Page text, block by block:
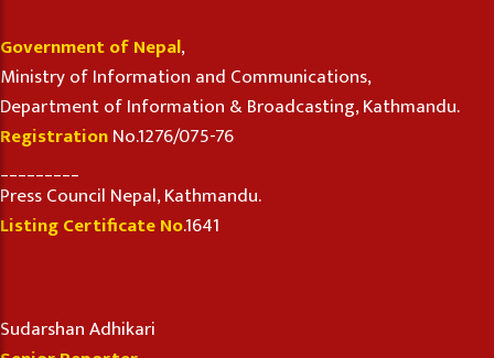
Government of Nepal,
Ministry of Information and Communications,
Department of Information & Broadcasting, Kathmandu.
RegistrationNo.1276/075-76
Press Council Nepal, Kathmandu.
Listing Certificate No.1641
Sudarshan Adhikari